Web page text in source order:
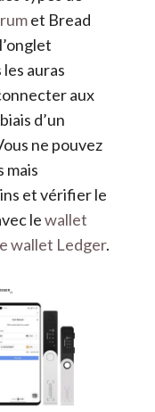
et Bread
auras
aux
d’un
ne pouvez
mais
et vérifier le
lewallet
wallet Ledger.